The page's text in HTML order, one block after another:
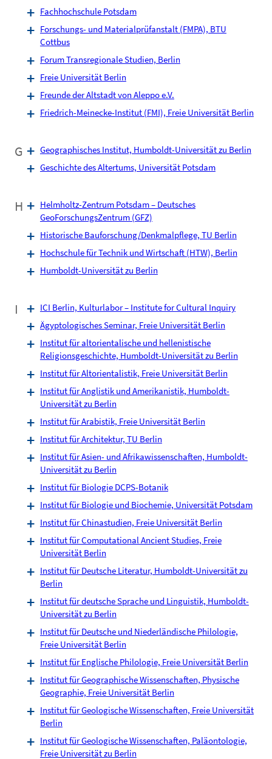
Fachhochschule Potsdam
Forschungs- und Materialprüfanstalt (FMPA), BTU
Cottbus
Forum Transregionale Studien, Berlin
Freie Universität Berlin
Freunde der Altstadt von Aleppo e.V.
Friedrich-Meinecke-Institut (FMI), Freie Universität Berlin
G
Geographisches Institut, Humboldt-Universität zu Berlin
Geschichte des Altertums, Universität Potsdam
H
Helmholtz-Zentrum Potsdam – Deutsches
GeoForschungsZentrum (GFZ)
Historische Bauforschung/Denkmalpflege, TU Berlin
Hochschule für Technik und Wirtschaft (HTW), Berlin
Humboldt-Universität zu Berlin
I
ICI Berlin, Kulturlabor – Institute for Cultural Inquiry
Ägyptologisches Seminar, Freie Universität Berlin
Institut für altorientalische und hellenistische
Religionsgeschichte, Humboldt-Universität zu Berlin
Institut für Altorientalistik, Freie Universität Berlin
Institut für Anglistik und Amerikanistik, Humboldt-
Universität zu Berlin
Institut für Arabistik, Freie Universität Berlin
Institut für Architektur, TU Berlin
Institut für Asien- und Afrikawissenschaften, Humboldt-
Universität zu Berlin
Institut für Biologie DCPS-Botanik
Institut für Biologie und Biochemie, Universität Potsdam
Institut für Chinastudien, Freie Universität Berlin
Institut für Computational Ancient Studies, Freie
Universität Berlin
Institut für Deutsche Literatur, Humboldt-Universität zu
Berlin
Institut für deutsche Sprache und Linguistik, Humboldt-
Universität zu Berlin
Institut für Deutsche und Niederländische Philologie,
Freie Universität Berlin
Institut für Englische Philologie, Freie Universität Berlin
Institut für Geographische Wissenschaften, Physische
Geographie, Freie Universität Berlin
Institut für Geologische Wissenschaften, Freie Universität
Berlin
Institut für Geologische Wissenschaften, Paläontologie,
Freie Universität zu Berlin